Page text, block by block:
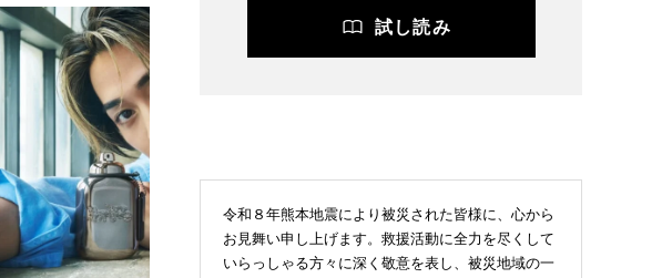
試し読み
令和８年熊本地震により被災された皆様に、心から
お見舞い申し上げます。救援活動に全力を尽くして
いらっしゃる方々に深く敬意を表し、被災地域の一